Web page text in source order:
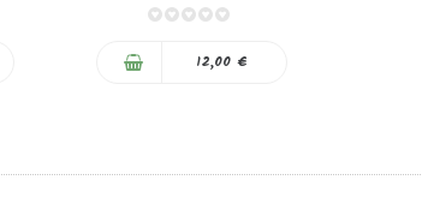
12,00 €